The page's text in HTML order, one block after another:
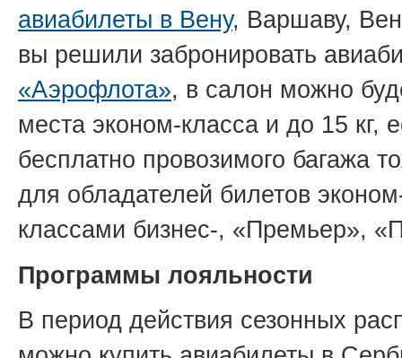
авиабилеты в Вену, Варшаву,
вы решили забронировать
«Аэрофлота», в салон можно
места эконом-класса и до 15
бесплатно провозимого багажа
для обладателей билетов
классами бизнес-, «Премьер»,
Программы лояльности
В период действия сезонных